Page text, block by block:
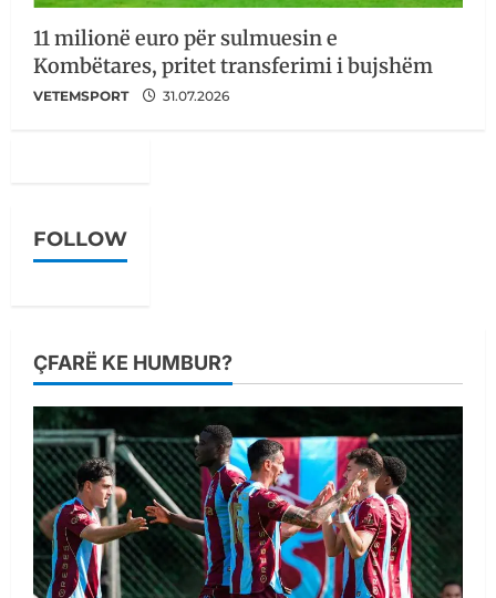
11 milionë euro për sulmuesin e
Kombëtares, pritet transferimi i bujshëm
VETEMSPORT 31.07.2026
FOLLOW
ÇFARË KE HUMBUR?